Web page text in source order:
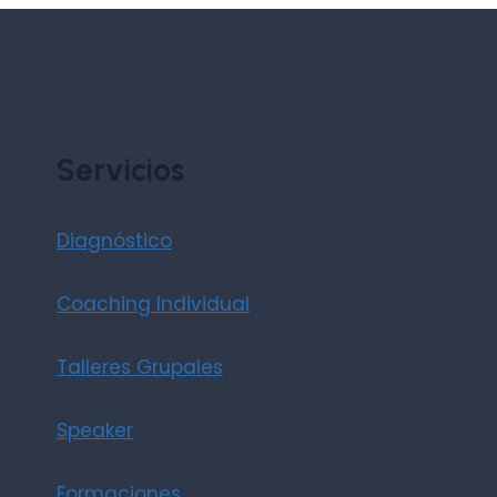
Servicios
Diagnóstico
Coaching Individual
Talleres Grupales
Speaker